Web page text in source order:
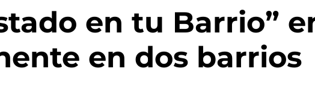
en tu Barrio”
en dos barrios